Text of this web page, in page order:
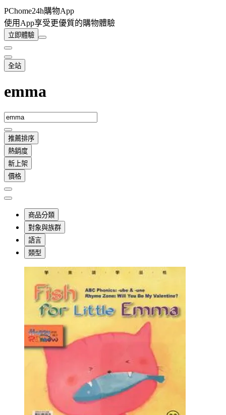
PChome24h購物App
使用App享受更優質的購物體驗
立即體驗
全站
emma
推薦排序
熱銷度
新上架
價格
商品分類
對象與族群
語言
類型